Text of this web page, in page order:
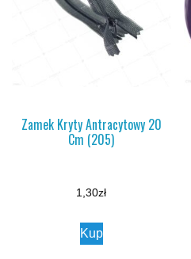
Zamek Kryty Antracytowy 20
Cm (205)
1,30zł
Kup